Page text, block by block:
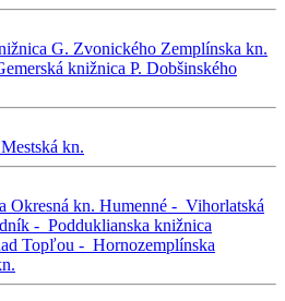
G. Zvonického Zemplínska kn.
knižnica P. Dobšinského
Mestská kn.
Okresná kn. Humenné - Vihorlatská
- Podduklianska knižnica
Topľou - Hornozemplínska